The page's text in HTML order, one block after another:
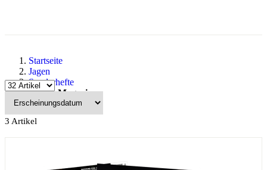
Startseite
Jagen
Sonderhefte
WILD Magazin
3 Artikel